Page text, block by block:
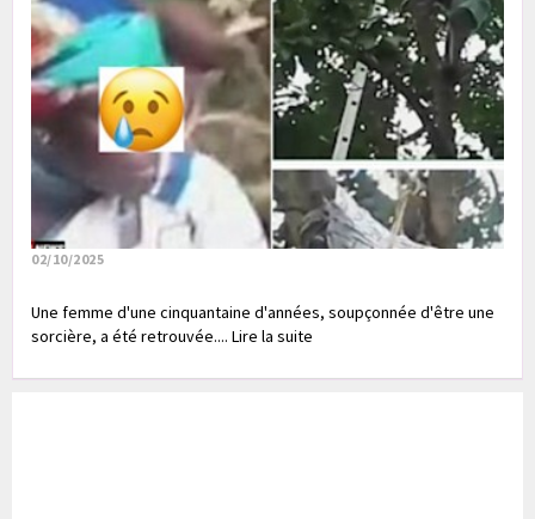
02/10/2025
Une femme d'une cinquantaine d'années, soupçonnée d'être une
sorcière, a été retrouvée.... Lire la suite